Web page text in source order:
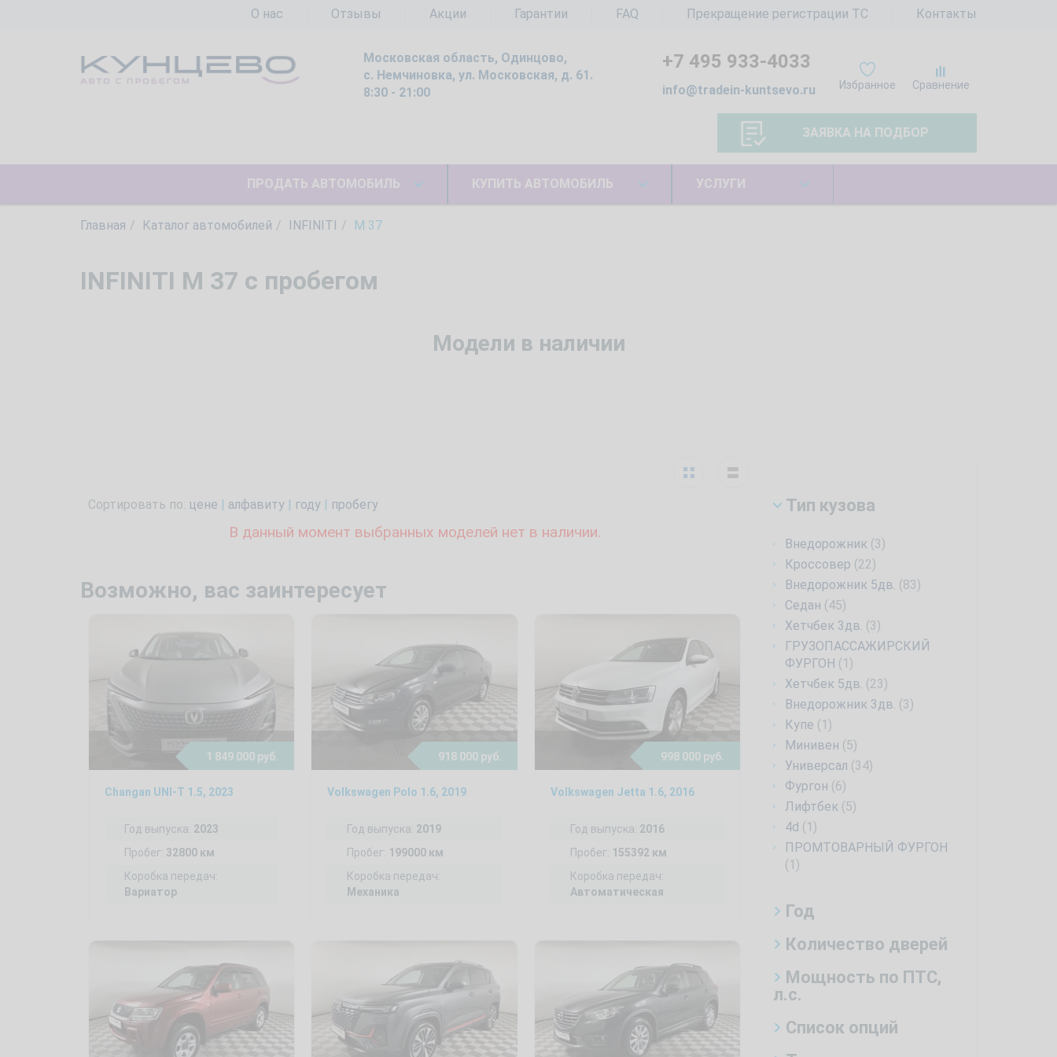
О нас Отзывы Акции Гарантии FAQ Прекращение регистрации ТС Контакты
Московская область, Одинцово,
с. Немчиновка, ул. Московская, д. 61.
8:30 - 21:00
Избранное Сравнение
+7 495 933-4033
info@tradein-kuntsevo.ru
ЗАЯВКА НА ПОДБОР
ПРОДАТЬ АВТОМОБИЛЬ КУПИТЬ АВТОМОБИЛЬ УСЛУГИ
Главная Каталог автомобилей INFINITI M 37
INFINITI M 37 с пробегом
Модели в наличии
Тип кузова
Внедорожник (3)
Кроссовер (22)
Внедорожник 5дв. (83)
Седан (45)
Хетчбек 3дв. (3)
ГРУЗОПАССАЖИРСКИЙ
ФУРГОН (1)
Хетчбек 5дв. (23)
Внедорожник 3дв. (3)
Купе (1)
Минивен (5)
Универсал (34)
Фургон (6)
Лифтбек (5)
4d (1)
ПРОМТОВАРНЫЙ ФУРГОН
(1)
Год
Количество дверей
Мощность по ПТС,
л.с.
Список опций
Сортировать по: цене | алфавиту | году | пробегу
В данный момент выбранных моделей нет в наличии.
Возможно, вас заинтересует
1 849 000 руб.
Changan UNI-T 1.5, 2023
Год выпуска: 2023
Пробег: 32800 км
Коробка передач:
Вариатор
918 000 руб.
Volkswagen Polo 1.6, 2019
Год выпуска: 2019
Пробег: 199000 км
Коробка передач:
Механика
998 000 руб.
Volkswagen Jetta 1.6, 2016
Год выпуска: 2016
Пробег: 155392 км
Коробка передач:
Автоматическая